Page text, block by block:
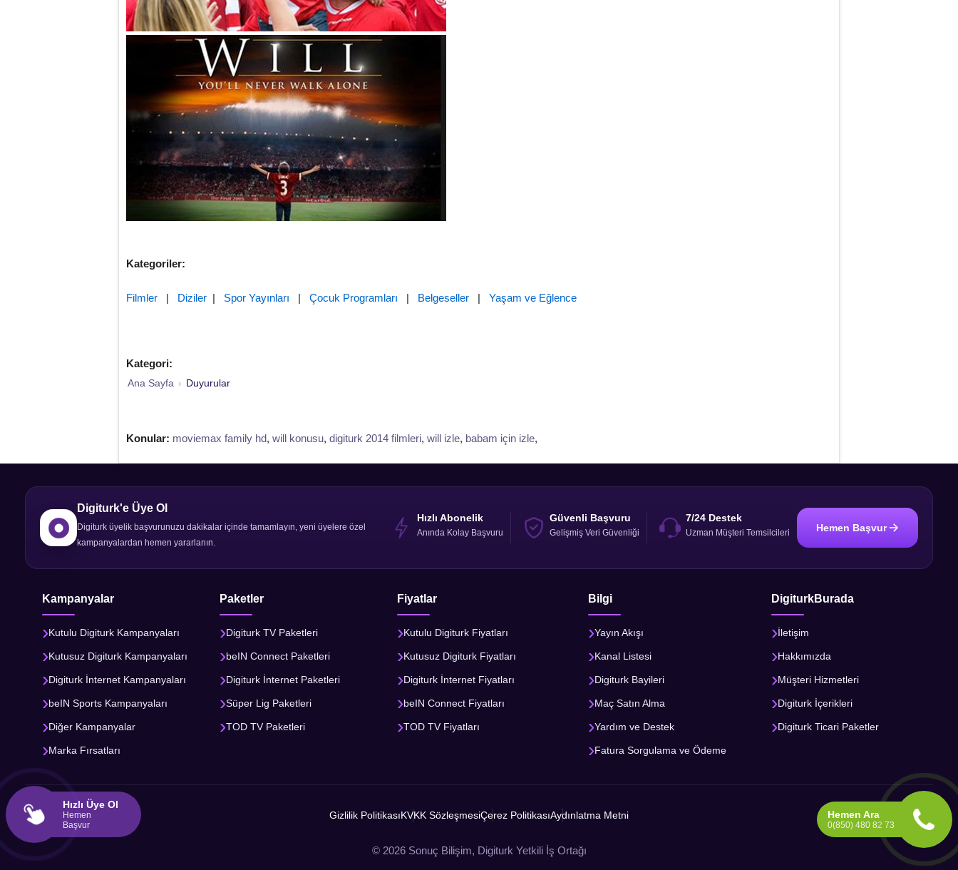
Kategoriler:
Filmler | Diziler | Spor Yayınları | Çocuk Programları | Belgeseller | Yaşam ve Eğlence
Kategori:
Ana Sayfa › Duyurular
Konular: moviemax family hd, will konusu, digiturk 2014 filmleri, will izle, babam için izle,
Digiturk'e Üye Ol
Digiturk üyelik başvurunuzu dakikalar içinde tamamlayın, yeni üyelere özel
kampanyalardan hemen yararlanın.
Hızlı Abonelik
Anında Kolay Başvuru
Güvenli Başvuru
Gelişmiş Veri Güvenliği
7/24 Destek
Uzman Müşteri Temsilcileri Hemen Başvur
Kampanyalar
Kutulu Digiturk Kampanyaları
Kutusuz Digiturk Kampanyaları
Digiturk İnternet Kampanyaları
beIN Sports Kampanyaları
Diğer Kampanyalar
Marka Fırsatları
Paketler
Digiturk TV Paketleri
beIN Connect Paketleri
Digiturk İnternet Paketleri
Süper Lig Paketleri
TOD TV Paketleri
Fiyatlar
Kutulu Digiturk Fiyatları
Kutusuz Digiturk Fiyatları
Digiturk İnternet Fiyatları
beIN Connect Fiyatları
TOD TV Fiyatları
Bilgi
Yayın Akışı
Kanal Listesi
Digiturk Bayileri
Maç Satın Alma
Yardım ve Destek
Fatura Sorgulama ve Ödeme
DigiturkBurada
İletişim
Hakkımızda
Müşteri Hizmetleri
Digiturk İçerikleri
Digiturk Ticari Paketler
Gizlilik PolitikasıKVKK SözleşmesiÇerez PolitikasıAydınlatma Metni
© 2026 Sonuç Bilişim, Digiturk Yetkili İş Ortağı
Hızlı Üye Ol
Hemen
Başvur
Hemen Ara
0(850) 480 82 73